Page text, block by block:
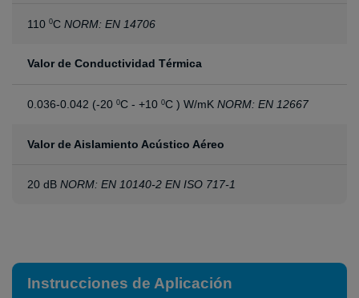
1100CNORM: EN 14706
Valor de Conductividad Térmica
0.036-0.042 (-200C - +100C ) W/mKNORM: EN 12667
Valor de Aislamiento Acústico Aéreo
20 dBNORM: EN 10140-2 EN ISO 717-1
Instrucciones de Aplicación